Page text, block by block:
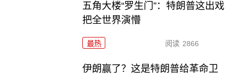
五角大楼“罗生门”：特朗普这出戏
把全世界演懵
最热 阅读 2866
伊朗赢了？这是特朗普给革命卫